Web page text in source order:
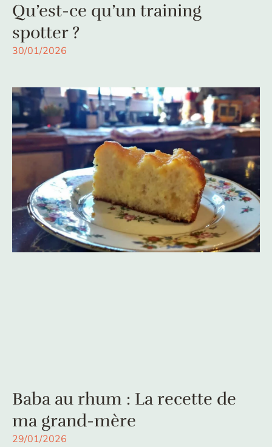
Qu’est-ce qu’un training
spotter ?
30/01/2026
Baba au rhum : La recette de
ma grand-mère
29/01/2026